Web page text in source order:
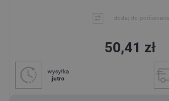
dodaj do
50,41 zł
wysyłka
jutro